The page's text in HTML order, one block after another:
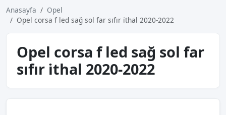
Anasayfa
Opel
Opel corsa f led sağ sol far sıfır i̇thal 2020-2022
Opel corsa f led sağ sol far
sıfır i̇thal 2020-2022